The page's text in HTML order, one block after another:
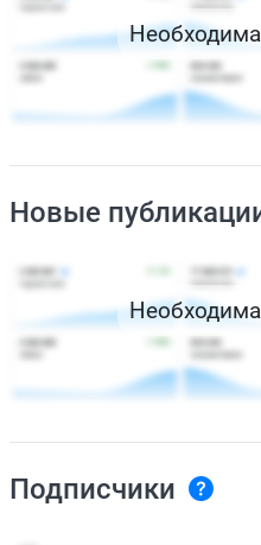
Необходима
Новые
Необходима
Подписчики